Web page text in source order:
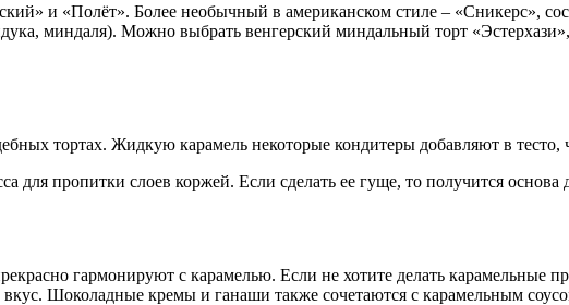
и «Полёт». Более необычный в американском стиле – «Сникерс»,
миндаля). Можно выбрать венгерский миндальный торт
тортах. Жидкую карамель некоторые кондитеры добавляют в
для пропитки слоев коржей. Если сделать ее гуще, то получится
гармонируют с карамелью. Если не хотите делать карамельные
Шоколадные кремы и ганаши также сочетаются с карамельным